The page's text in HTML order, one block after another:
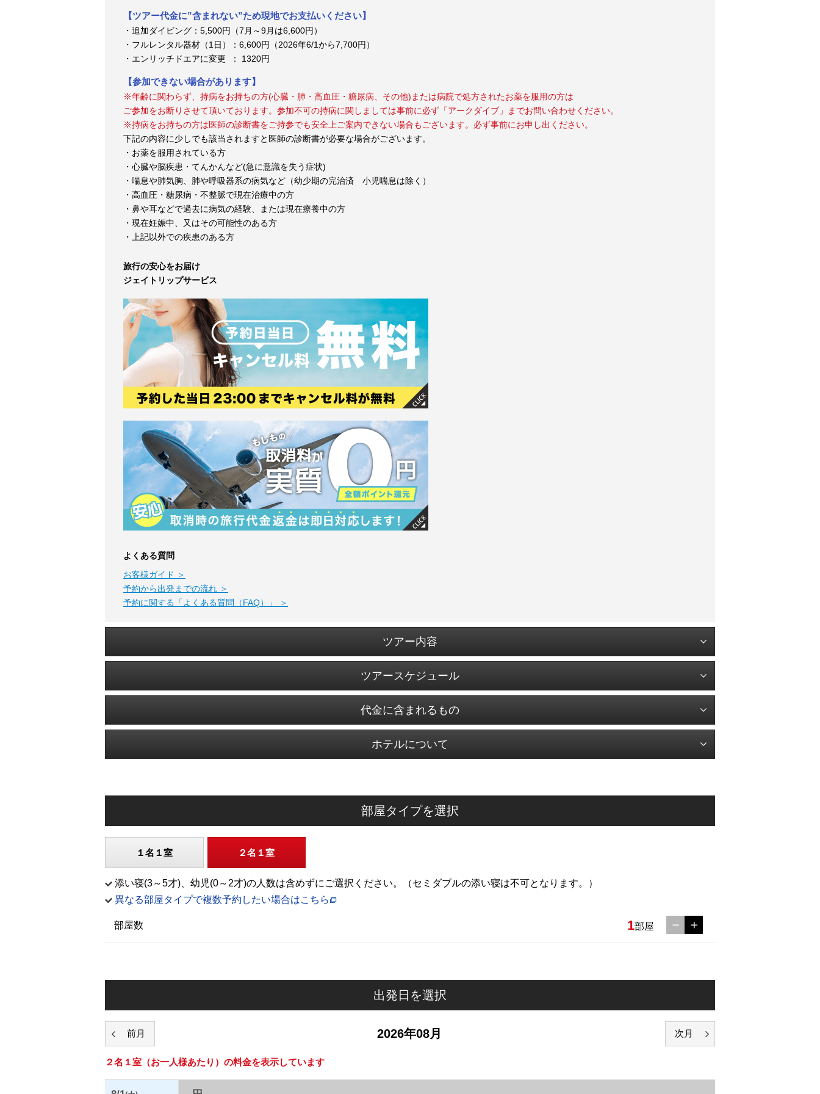
【ツアー代金に”含まれない”ため現地でお支払いください】
・追加ダイビング：5,500円（7月～9月は6,600円）
・フルレンタル器材（1日）：6,600円（2026年6/1から7,700円）
・エンリッチドエアに変更 ： 1320円
【参加できない場合があります】
※年齢に関わらず、持病をお持ちの方(心臓・肺・高血圧・糖尿病、その他)または病院で処方されたお薬を服用の方は
ご参加をお断りさせて頂いております。参加不可の持病に関しましては事前に必ず「アークダイブ」までお問い合わせください。
※持病をお持ちの方は医師の診断書をご持参でも安全上ご案内できない場合もございます。必ず事前にお申し出ください。
下記の内容に少しでも該当されますと医師の診断書が必要な場合がございます。
・お薬を服用されている方
・心臓や脳疾患・てんかんなど(急に意識を失う症状)
・喘息や肺気胸、肺や呼吸器系の病気など（幼少期の完治済 小児喘息は除く）
・高血圧・糖尿病・不整脈で現在治療中の方
・鼻や耳などで過去に病気の経験、または現在療養中の方
・現在妊娠中、又はその可能性のある方
・上記以外での疾患のある方
旅行の安心をお届け
ジェイトリップサービス
よくある質問
お客様ガイド ＞
予約から出発までの流れ ＞
予約に関する「よくある質問（FAQ）」 ＞
ツアー内容
ツアースケジュール
代金に含まれるもの
ホテルについて
部屋タイプを選択
１名１室 ２名１室
添い寝(3～5才)、幼児(0～2才)の人数は含めずにご選択ください。（セミダブルの添い寝は不可となります。）
異なる部屋タイプで複数予約したい場合はこちら
部屋数 1部屋
出発日を選択
2026年08月
２名１室 （お一人様あたり）の料金を表示しています